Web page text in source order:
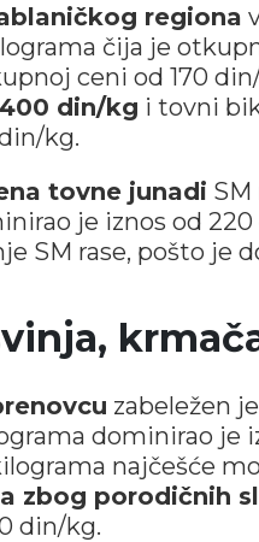
regiona
čija je
ceni od 170
din/kg i tovni
kg.
tovne junadi
je iznos od
SM rase, pošto je
zabeležen
dominirao je
najčešće
zbog porodičnih
din/kg.